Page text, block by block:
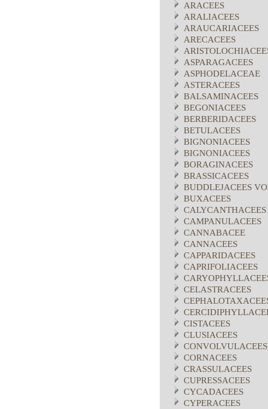
ARACEES
ARALIACEES
ARAUCARIACEES
ARECACEES
ASPARAGACEES
ASPHODELACEAE
ASTERACEES
BALSAMINACEES
BEGONIACEES
BERBERIDACEES
BETULACEES
BIGNONIACEES
BIGNONIACEES
BORAGINACEES
BRASSICACEES
BUDDLEJACEES
BUXACEES
CALYCANTHACEES
CAMPANULACEES
CANNABACEE
CANNACEES
CAPPARIDACEES
CAPRIFOLIACEES
CELASTRACEES
CISTACEES
CLUSIACEES
CONVOLVULACEES
CORNACEES
CRASSULACEES
CUPRESSACEES
CYCADACEES
CYPERACEES